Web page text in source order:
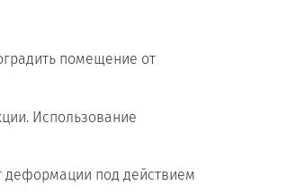
помещение от
Использование
деформации под действием